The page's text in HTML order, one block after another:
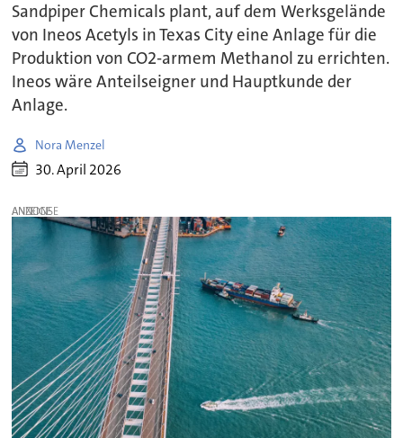
Sandpiper Chemicals plant, auf dem Werksgelände
von Ineos Acetyls in Texas City eine Anlage für die
Produktion von CO2-armem Methanol zu errichten.
Ineos wäre Anteilseigner und Hauptkunde der
Anlage.
Nora Menzel
30. April 2026
ANZEIGE